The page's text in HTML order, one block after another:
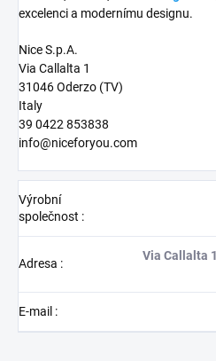
excelenci a modernímu designu.
Nice S.p.A.
Via Callalta 1
31046 Oderzo (TV)
Italy
39 0422 853838
info@niceforyou.com
Výrobní
společnost :
Adresa :
Via Callalta
E-mail :